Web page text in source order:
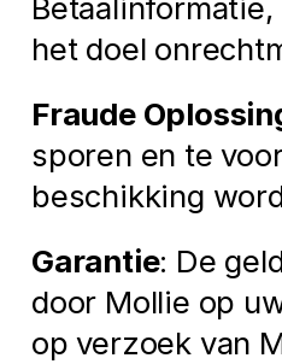
het doel
Fraude
sporen en te
beschikking
Garantie: De
door Mollie op
op verzoek van